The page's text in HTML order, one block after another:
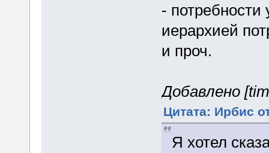
- потребности
иерархией
и проч.
Добавлено
Цитата: Ирбис
Я хотел